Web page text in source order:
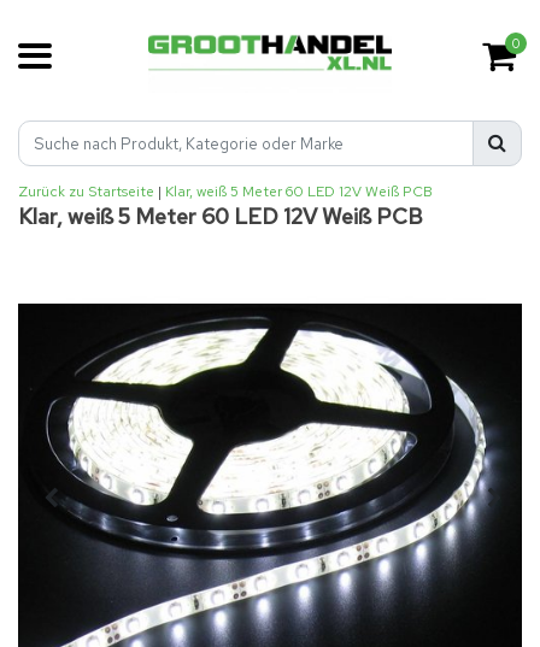
0
Zurück zu Startseite | Klar, weiß 5 Meter 60 LED 12V Weiß PCB
Klar, weiß 5 Meter 60 LED 12V Weiß PCB